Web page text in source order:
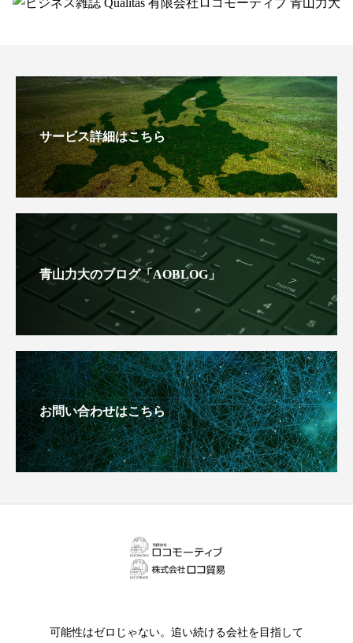
サービス詳細はこちら
青山力大のブログ「AOBLOG」
お問い合わせはこちら
可能性はゼロじゃない。追い続ける会社を目指して